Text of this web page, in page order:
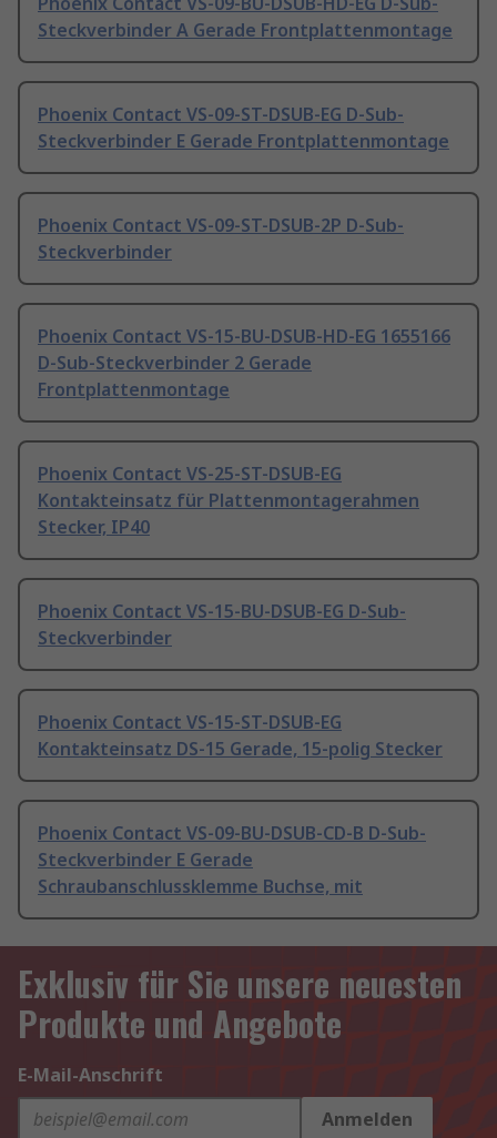
Steckverbinder A Gerade Frontplattenmontage
Phoenix Contact VS-09-ST-DSUB-EG D-Sub-
Steckverbinder E Gerade Frontplattenmontage
Phoenix Contact VS-09-ST-DSUB-2P D-Sub-
Steckverbinder
Phoenix Contact VS-15-BU-DSUB-HD-EG 1655166
D-Sub-Steckverbinder 2 Gerade
Frontplattenmontage
Phoenix Contact VS-25-ST-DSUB-EG
Kontakteinsatz für Plattenmontagerahmen
Stecker, IP40
Phoenix Contact VS-15-BU-DSUB-EG D-Sub-
Steckverbinder
Phoenix Contact VS-15-ST-DSUB-EG
Kontakteinsatz DS-15 Gerade, 15-polig Stecker
Phoenix Contact VS-09-BU-DSUB-CD-B D-Sub-
Steckverbinder E Gerade
Schraubanschlussklemme Buchse, mit
Exklusiv für Sie unsere neuesten
Produkte und Angebote
E-Mail-Anschrift
Anmelden